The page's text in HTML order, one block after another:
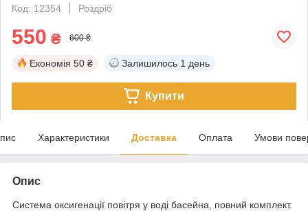
Код: 12354
Роздріб
550 ₴ 600 ₴
Економія 50 ₴ Залишилось 1 день
Купити
Характеристики Доставка Оплата Умови
Опис
Система оксигенації повітря у воді басейна, повний комплект.